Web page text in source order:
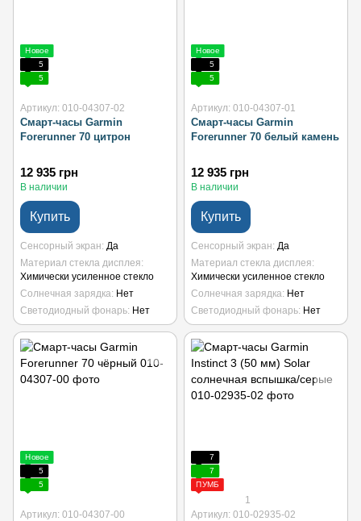
Новое
5
5
Артикул: 010-04307-02
Смарт-часы Garmin
Forerunner 70 цитрон
12 935 грн
В наличии
Купить
Сенсорный экран Да
Материал стекла дисплея
Химически усиленное стекло
Солнечная зарядка Нет
Светодиодный фонарь Нет
Новое
5
5
Артикул: 010-04307-01
Смарт-часы Garmin
Forerunner 70 белый камень
12 935 грн
В наличии
Купить
Сенсорный экран Да
Материал стекла дисплея
Химически усиленное стекло
Солнечная зарядка Нет
Светодиодный фонарь Нет
Новое
5
5
Артикул: 010-04307-00
7
7
ПУМБ
1
Артикул: 010-02935-02